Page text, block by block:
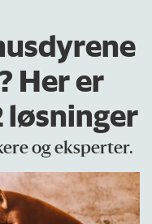
Her er
løsninger
og eksperter.